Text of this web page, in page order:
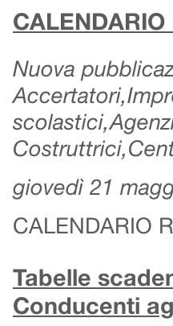
Nuova
giovedì 21
CALENDARIO
Tabelle
Conducenti